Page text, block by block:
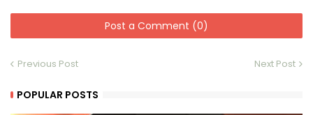
Post a Comment (0)
Previous Post Next Post
POPULAR POSTS